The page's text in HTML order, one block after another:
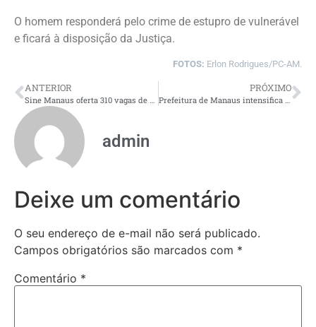
O homem responderá pelo crime de estupro de vulnerável
e ficará à disposição da Justiça.
FOTOS: Erlon Rodrigues/PC-AM.
ANTERIOR PRÓXIMO
admin
Deixe um comentário
O seu endereço de e-mail não será publicado.
Campos obrigatórios são marcados com *
Comentário *